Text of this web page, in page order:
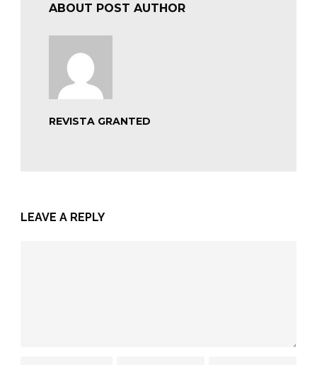
ABOUT POST AUTHOR
REVISTA GRANTED
LEAVE A REPLY